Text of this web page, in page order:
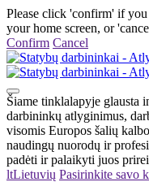
Please click 'confirm' if
your home screen, or
Confirm Cancel
Šiame tinklalapyje glausta
darbininkų atlyginimus,
visomis Europos šalių
naudingų nuorodų ir
padėti ir palaikyti juos
ltLietuvių Pasirinkite savo